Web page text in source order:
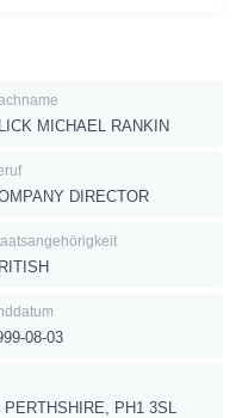
MICHAEL RANKIN
DIRECTOR
08-03
PH1 3SL